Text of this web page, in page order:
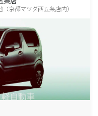
京都マツダ西五条店内）